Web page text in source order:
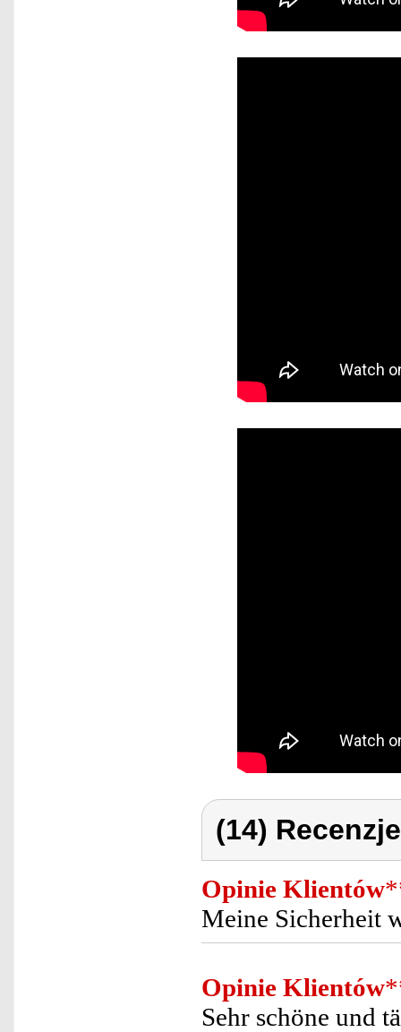
(14)
Opinie Klientów
Meine Sicherheit
Opinie Klientów
Sehr schöne und